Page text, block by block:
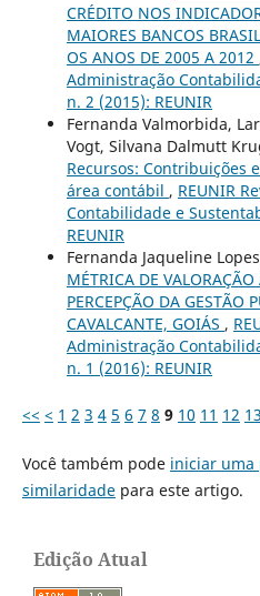
CRÉDITO NOS
MAIORES BANCOS
OS ANOS DE 2005 A 2012
Administração
n. 2 (2015): REUNIR
Fernanda Valmorbida,
Vogt, Silvana Dalmutt
Recursos: Contribuições
área contábil , REUNIR
Contabilidade e
REUNIR
Fernanda Jaqueline
MÉTRICA DE
PERCEPÇÃO DA
CAVALCANTE, GOIÁS ,
Administração
n. 1 (2016): REUNIR
<< < 1 2 3 4 5 6 7 8 9 10 11 12 13
Você também pode iniciar uma
similaridadepara este artigo.
Edição Atual